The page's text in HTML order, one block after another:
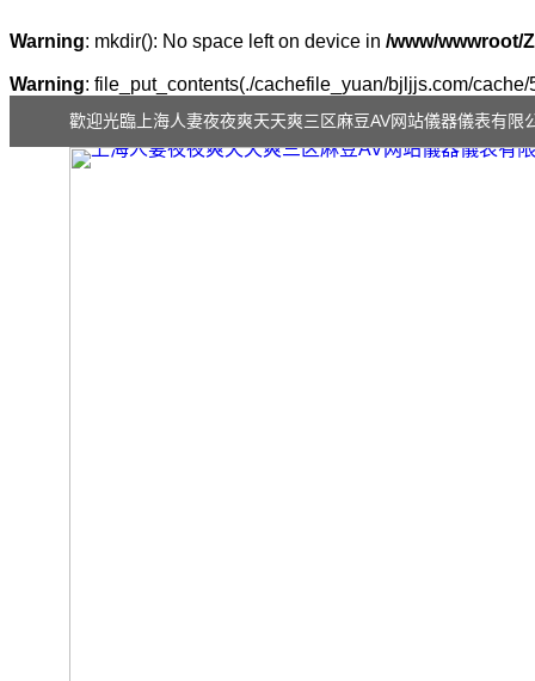
Warning: mkdir(): No space left on device in /www/wwwroot/
Warning: file_put_contents(./cachefile_yuan/bjljjs.com/
歡迎光臨上海人妻夜夜爽天天爽三区麻豆AV网站儀器儀表有限